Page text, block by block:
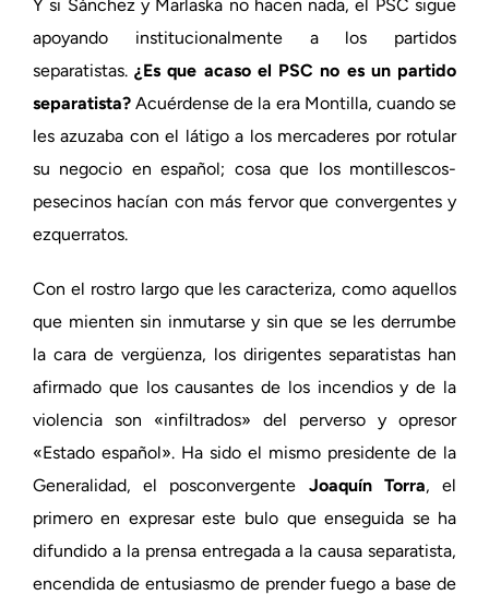
Y si Sánchez y Marlaska no hacen nada, el PSC sigue
apoyando institucionalmente a los partidos
separatistas.¿Es que acaso el PSC no es un partido
separatista?Acuérdense de la era Montilla, cuando se
les azuzaba con el látigo a los mercaderes por rotular
su negocio en español; cosa que los montillescos-
pesecinos hacían con más fervor que convergentes y
ezquerratos.
Con el rostro largo que les caracteriza, como aquellos
que mienten sin inmutarse y sin que se les derrumbe
la cara de vergüenza, los dirigentes separatistas han
afirmado que los causantes de los incendios y de la
violencia son «infiltrados» del perverso y opresor
«Estado español». Ha sido el mismo presidente de la
Generalidad, el posconvergente Joaquín Torra, el
primero en expresar este bulo que enseguida se ha
difundido a la prensa entregada a la causa separatista,
encendida de entusiasmo de prender fuego a base de